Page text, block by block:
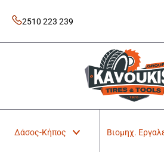
content
2510 223 239
Kavoukis Tools
Tires & Tools
Δάσος-Κήπος Βιομηχ.